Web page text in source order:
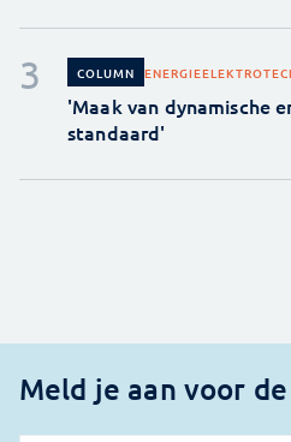
COLUMN ENERGIE
'Maak van dynamische
standaard'
Meld je aan voor